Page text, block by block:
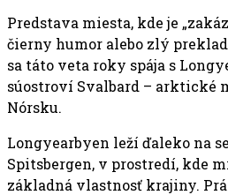
Predstava miesta, kde je
čierny humor alebo zlý
sa táto veta roky spája s
súostroví Svalbard – arktické
Nórsku.
Longyearbyen leží ďaleko na
Spitsbergen, v prostredí, kde
základná vlastnosť krajiny.